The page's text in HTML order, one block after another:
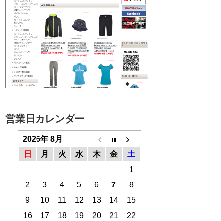
営業日カレンダー
2026年 8月
日
月 火 水 木 金
土
1
2
3 4 5 6 7
8
9
10 11 12 13 14
15
16
17 18 19 20 21 22